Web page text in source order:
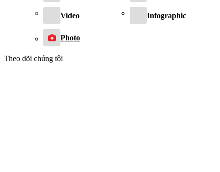
Video Infographic
Photo
Theo dõi chúng tôi